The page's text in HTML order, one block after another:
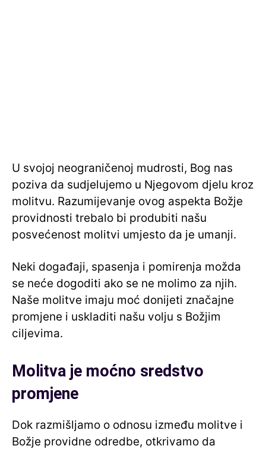
U svojoj neograničenoj mudrosti, Bog nas
poziva da sudjelujemo u Njegovom djelu kroz
molitvu. Razumijevanje ovog aspekta Božje
providnosti trebalo bi produbiti našu
posvećenost molitvi umjesto da je umanji.
Neki događaji, spasenja i pomirenja možda
se neće dogoditi ako se ne molimo za njih.
Naše molitve imaju moć donijeti značajne
promjene i uskladiti našu volju s Božjim
ciljevima.
Molitva je moćno sredstvo
promjene
Dok razmišljamo o odnosu između molitve i
Božje providne odredbe, otkrivamo da